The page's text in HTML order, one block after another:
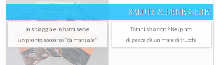
SALUTE & BENESSERE
In spiaggia e in barca serve
un pronto soccorso "da manuale"
Totani sbiancati? Nei piatti
di pesce c'è un mare di trucchi